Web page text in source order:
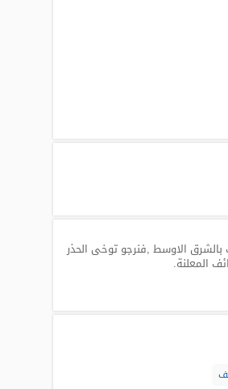
الاوسط ,فنرجو توخى الحذر
المعلنة.